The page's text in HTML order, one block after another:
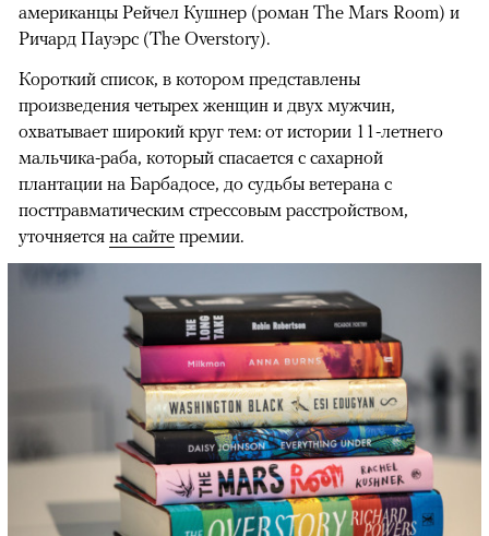
американцы Рейчел Кушнер (роман The Mars Room) и
Ричард Пауэрс (The Overstory).
Короткий список, в котором представлены
произведения четырех женщин и двух мужчин,
охватывает широкий круг тем: от истории 11-летнего
мальчика-раба, который спасается с сахарной
плантации на Барбадосе, до судьбы ветерана с
посттравматическим стрессовым расстройством,
уточняется на сайте премии.